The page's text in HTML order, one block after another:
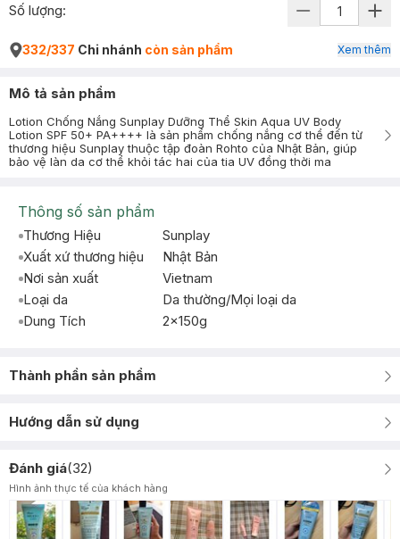
Số lượng:
332/337 Chi nhánh còn sản phẩm Xem thêm
Mô tả sản phẩm
Lotion Chống Nắng Sunplay Dưỡng Thể Skin Aqua UV Body
Lotion SPF 50+ PA++++ là sản phẩm chống nắng cơ thể đến từ
thương hiệu Sunplay thuộc tập đoàn Rohto của Nhật Bản, giúp
bảo vệ làn da cơ thể khỏi tác hai của tia UV đồng thời ma
Thông số sản phẩm
Thương Hiệu
Sunplay
Xuất xứ thương hiệu
Nhật Bản
Nơi sản xuất
Vietnam
Loại da
Da thường/Mọi loại da
Dung Tích
2x150g
Thành phần sản phẩm
Hướng dẫn sử dụng
Đánh giá(32)
Hình ảnh thực tế của khách hàng